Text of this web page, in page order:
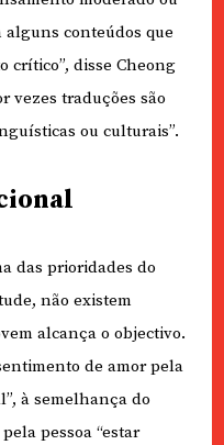
conteúdos que
crítico”, disse Cheong
vezes traduções são
ou culturais”.
das prioridades do
não existem
alcança o objectivo.
de amor pela
à semelhança do
pessoa “estar